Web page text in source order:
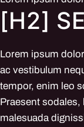
[H2]
Lorem ipsum
ac vestibulum
tempor, enim leo
Praesent sodales,
malesuada